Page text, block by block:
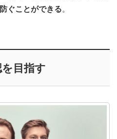
ぐことができる。
目指す